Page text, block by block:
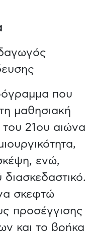
που
μαθησιακή
του 21ου αιώνα
ενώ,
σκεφτώ
προσέγγισης
και το βρήκα